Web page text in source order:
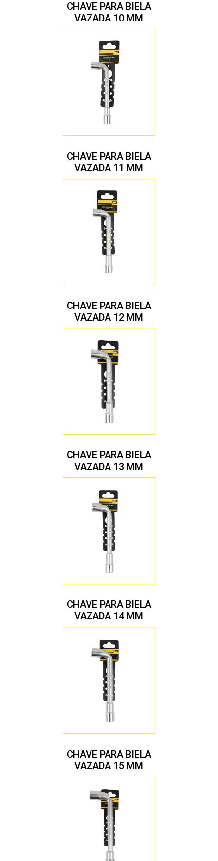
CHAVE PARA BIELA
VAZADA 10 MM
CHAVE PARA BIELA
VAZADA 11 MM
CHAVE PARA BIELA
VAZADA 12 MM
CHAVE PARA BIELA
VAZADA 13 MM
CHAVE PARA BIELA
VAZADA 14 MM
CHAVE PARA BIELA
VAZADA 15 MM